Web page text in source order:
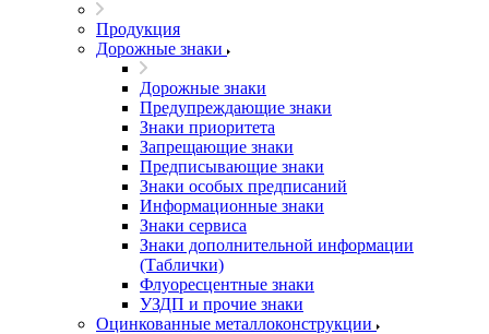
Продукция
Дорожные знаки
Дорожные знаки
Предупреждающие знаки
Знаки приоритета
Запрещающие знаки
Предписывающие знаки
Знаки особых предписаний
Информационные знаки
Знаки сервиса
Знаки дополнительной информации
(Таблички)
Флуоресцентные знаки
УЗДП и прочие знаки
Оцинкованные металлоконструкции